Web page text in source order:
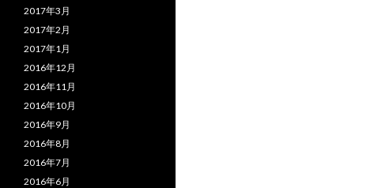
2017年3月
2017年2月
2017年1月
2016年12月
2016年11月
2016年10月
2016年9月
2016年8月
2016年7月
2016年6月